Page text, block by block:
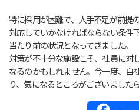
特に採用が困難で、人手不足が前提
対応していかなければならない条件
当たり前の状況となってきました。
対策が不十分な施設こそ、社員に対
なるのかもしれません。今一度、自
り、気になるところがございました